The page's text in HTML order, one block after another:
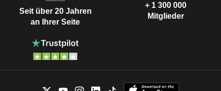
Seit über 20 Jahren
an Ihrer Seite
+ 1 300 000
Mitglieder